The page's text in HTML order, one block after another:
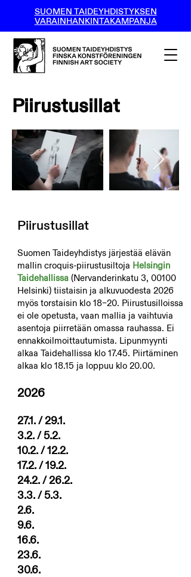
SUOMEN TAIDEYHDISTYKSEN
VARAINHANKINTAKAMPANJA
Piirustusillat
Piirustusillat
Suomen Taideyhdistys järjestää elävän
mallin croquis-piirustusiltoja Helsingin
Taidehallissa (Nervanderinkatu 3, 00100
Helsinki) tiistaisin ja alkuvuodesta 2026
myös torstaisin klo 18–20. Piirustusilloissa
ei ole opetusta, vaan mallia ja vaihtuvia
asentoja piirretään omassa rauhassa. Ei
ennakkoilmoittautumista. Lipunmyynti
alkaa Taidehallissa klo 17.45. Piirtäminen
alkaa klo 18.15 ja loppuu klo 20.00.
2026
27.1. / 29.1.
3.2. / 5.2.
10.2. / 12.2.
17.2. / 19.2.
24.2. / 26.2.
3.3. / 5.3.
2.6.
9.6.
16.6.
23.6.
30.6.